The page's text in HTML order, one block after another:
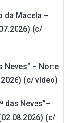
da Macela –
(c/
Neves” – Norte
(c/ vídeo)
das Neves”–
(c/